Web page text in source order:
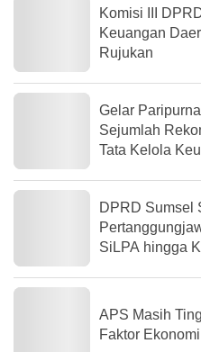
Komisi III
Keuangan
Rujukan
Gelar
Sejumlah
Tata Kelola
DPRD Sumsel
SiLPA hingga
APS Masih
Faktor